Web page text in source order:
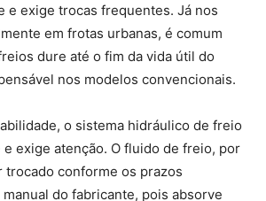
e exige trocas frequentes. Já nos
em frotas urbanas, é comum
dure até o fim da vida útil do
nos modelos convencionais.
o sistema hidráulico de freio
exige atenção. O fluido de freio, por
trocado conforme os prazos
do fabricante, pois absorve